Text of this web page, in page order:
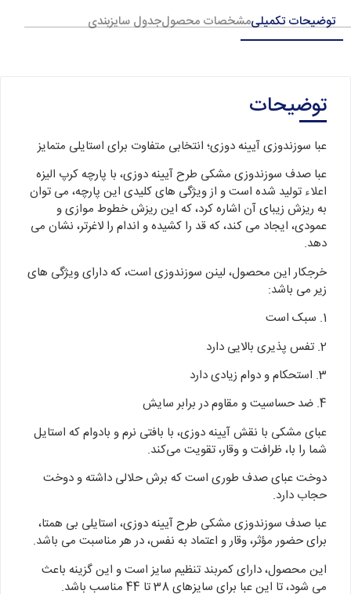
توضیحات تکمیلیمشخصات محصولجدول سایزبندی
توضیحات
عبا سوزندوزی آیینه دوزی؛ انتخابی متفاوت برای استایلی متمایز
عبا صدف سوزندوزی مشکی طرح آیینه دوزی، با پارچه کرپ الیزه
اعلاء تولید شده است و از ویژگی های کلیدی این پارچه، می توان
به ریزش زیبای آن اشاره کرد، که این ریزش خطوط موازی و
عمودی، ایجاد می کند، که قد را کشیده و اندام را لاغرتر، نشان می
دهد.
خرجکار این محصول، لینن سوزندوزی است، که دارای ویژگی های
زیر می باشد:
1. سبک است
2. تفس پذیری بالایی دارد
3. استحکام و دوام زیادی دارد
4. ضد حساسیت و مقاوم در برابر سایش
عبای مشکی با نقش آیینه دوزی، با بافتی نرم و بادوام که استایل
شما را با، ظرافت و وقار، تقویت می‌کند.
دوخت عبای صدف طوری است که برش حلالی داشته و دوخت
حجاب دارد.
عبا صدف سوزندوزی مشکی طرح آیینه دوزی، استایلی بی‌ همتا،
برای حضور مؤثر، وقار و اعتماد به‌ نفس، در هر مناسبت می باشد.
این محصول، دارای کمربند تنظیم سایز است و این گزینه باعث
می شود، تا این عبا برای سایزهای 38 تا 44 مناسب باشد.